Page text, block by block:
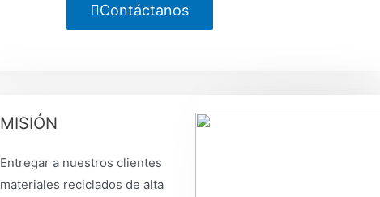
Contáctanos
MISIÓN
Entregar a nuestros clientes
materiales reciclados de alta